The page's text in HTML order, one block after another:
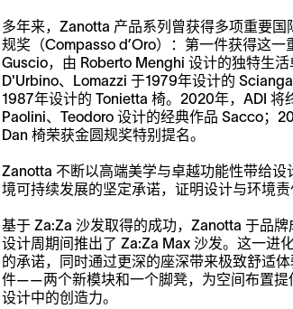
多年来，Zanotta 产品系列曾获得多项重要国
规奖（Compasso d’Oro）：第一件获得这一
Guscio，由 Roberto Menghi 设计的独特生活
D'Urbino、Lomazzi 于1979年设计的
1987年设计的 Tonietta 椅。2020年，ADI 将
Paolini、Teodoro 设计的经典作品 Sacco；
Dan 椅荣获金圆规奖特别提名。
Zanotta 不断以高端美学与卓越功能性带给设
境可持续发展的坚定承诺，证明设计与环境责
基于 Za:Za 沙发取得的成功，Zanotta 于品
设计周期间推出了 Za:Za Max 沙发。这一进
的承诺，同时通过更深的座深带来极致舒适
件——两个新模块和一个脚凳，为空间布置提
设计中的创造力。